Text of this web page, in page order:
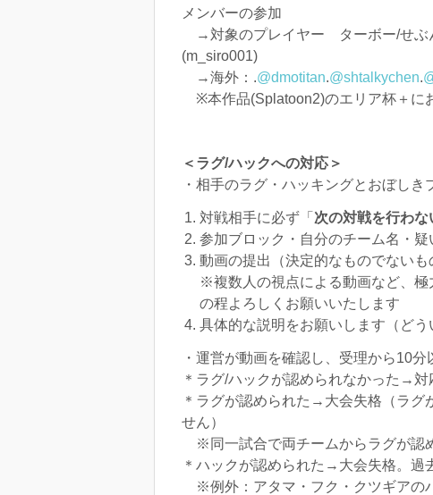
メンバーの参加
→対象のプレイヤー ターボー/せぶ
(m_siro001)
→海外：.@dmotitan.@shtalkychen.
※本作品(Splatoon2)のエリア杯＋に
＜ラグ/ハックへの対応＞
・相手のラグ・ハッキングとおぼし
対戦相手に必ず「 次の対戦を行わな
参加ブロック・自分のチーム名・
動画の提出（決定的なものでない
※複数人の視点による動画など、極
の程よろしくお願いいたします
具体的な説明をお願いします（どう
・運営が動画を確認し、受理から10
＊ラグ/ハックが認められなかった→対
＊ラグが認められた→大会失格（ラグ
せん）
※同一試合で両チームからラグが認
＊ハックが認められた→大会失格。過
※例外：アタマ・フク・クツギアの